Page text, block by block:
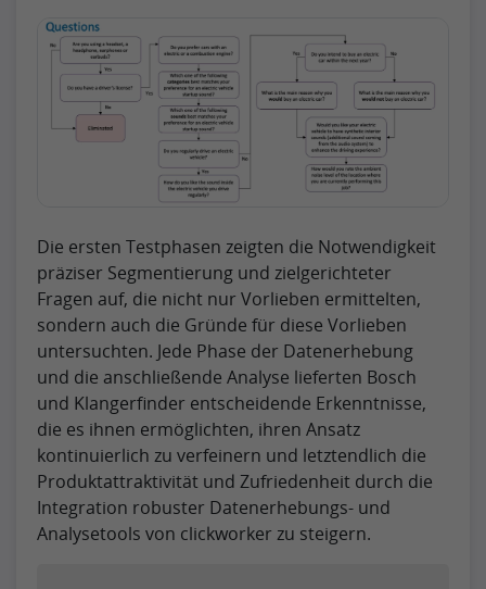
Die ersten Testphasen zeigten die Notwendigkeit
präziser Segmentierung und zielgerichteter
Fragen auf, die nicht nur Vorlieben ermittelten,
sondern auch die Gründe für diese Vorlieben
untersuchten. Jede Phase der Datenerhebung
und die anschließende Analyse lieferten Bosch
und Klangerfinder entscheidende Erkenntnisse,
die es ihnen ermöglichten, ihren Ansatz
kontinuierlich zu verfeinern und letztendlich die
Produktattraktivität und Zufriedenheit durch die
Integration robuster Datenerhebungs- und
Analysetools von clickworker zu steigern.